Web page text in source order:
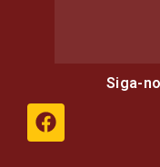
Siga-